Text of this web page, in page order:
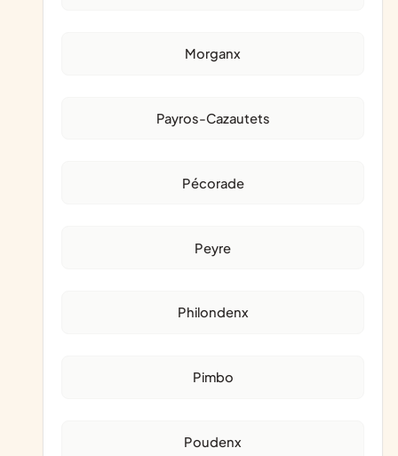
Morganx
Payros-Cazautets
Pécorade
Peyre
Philondenx
Pimbo
Poudenx